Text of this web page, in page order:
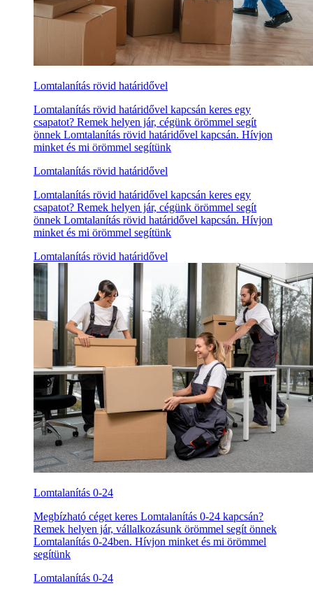
Lomtalanítás rövid határidővel
Lomtalanítás rövid határidővel kapcsán keres egy
csapatot? Remek helyen jár, cégünk örömmel segít
önnek Lomtalanítás rövid határidővel kapcsán. Hívjon
minket és mi örömmel segítünk
Lomtalanítás rövid határidővel
Lomtalanítás rövid határidővel kapcsán keres egy
csapatot? Remek helyen jár, cégünk örömmel segít
önnek Lomtalanítás rövid határidővel kapcsán. Hívjon
minket és mi örömmel segítünk
Lomtalanítás rövid határidővel
Lomtalanítás 0-24
Megbízható céget keres Lomtalanítás 0-24 kapcsán?
Remek helyen jár, vállalkozásunk örömmel segít önnek
Lomtalanítás 0-24ben. Hívjon minket és mi örömmel
segítünk
Lomtalanítás 0-24